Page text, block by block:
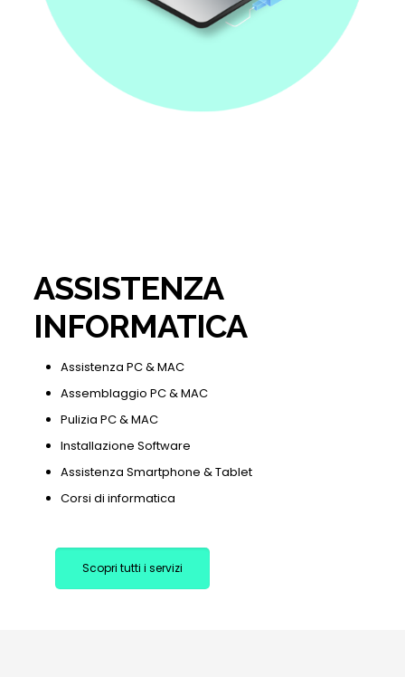
ASSISTENZA
INFORMATICA
Assistenza PC & MAC
Assemblaggio PC & MAC
Pulizia PC & MAC
Installazione Software
Assistenza Smartphone & Tablet
Corsi di informatica
Scopri tutti i servizi